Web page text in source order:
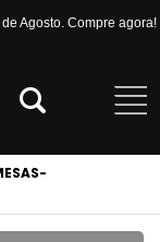
Agosto. Compre agora!